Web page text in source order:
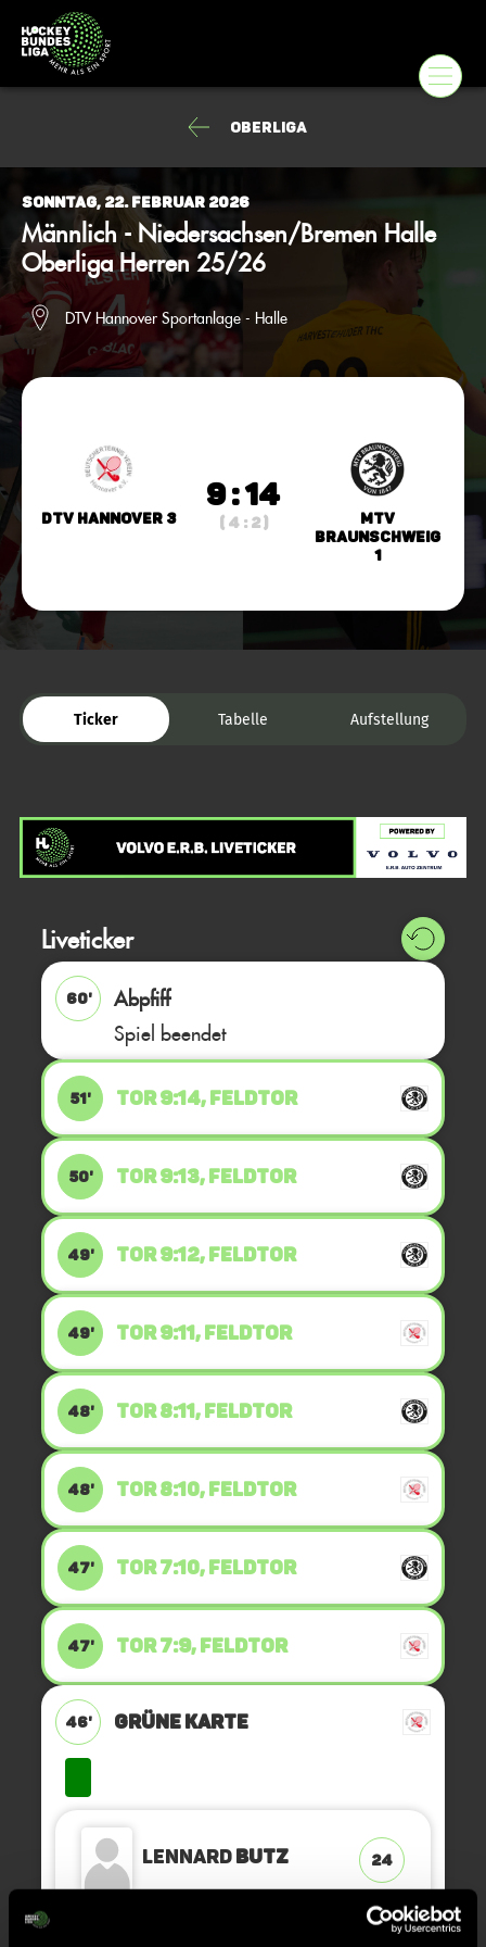
Oberliga
Sonntag, 22. Februar 2026
Männlich - Niedersachsen/Bremen Halle
Oberliga Herren 25/26
DTV Hannover Sportanlage - Halle
DTV Hannover 3
9 : 14
( 4 : 2 )
MTV
Braunschweig
1
Ticker Tabelle Aufstellung
Liveticker
60'
Abpfiff
Spiel beendet
51' TOR 9:14, FELDTOR
50' TOR 9:13, FELDTOR
49' TOR 9:12, FELDTOR
49' TOR 9:11, FELDTOR
48' TOR 8:11, FELDTOR
48' TOR 8:10, FELDTOR
47' TOR 7:10, FELDTOR
47' TOR 7:9, FELDTOR
46' GRÜNE KARTE
LennardButz 24